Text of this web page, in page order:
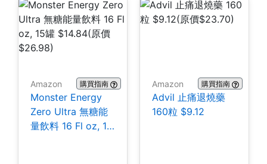
Amazon 購買指南
Monster Energy
Zero Ultra 無糖能
量飲料 16 Fl oz, 15
Amazon 購買指南
Advil 止痛退燒藥
160粒 $9.12